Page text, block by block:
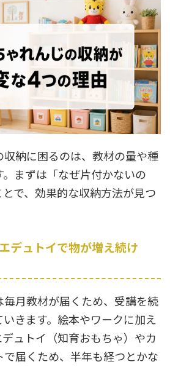
収納に困るのは、教材の量や種
まずは「なぜ片付かないの
で、効果的な収納方法が見つ
デュトイで物が増え続け
毎月教材が届くため、受講を続
きます。絵本やワークに加え
ュトイ（知育おもちゃ）やカ
届くため、半年も経つとかな